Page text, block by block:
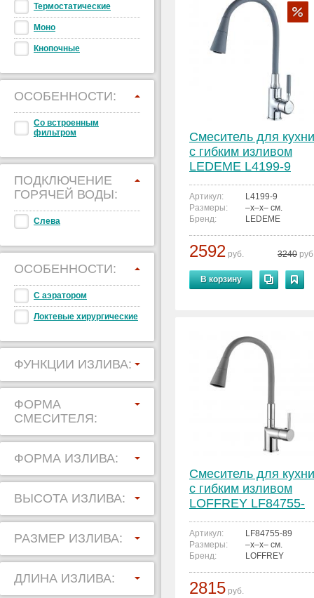
Термостатические
Моно
Кнопочные
ОСОБЕННОСТИ:
Со встроенным
фильтром
ПОДКЛЮЧЕНИЕ
ГОРЯЧЕЙ ВОДЫ:
Слева
ОСОБЕННОСТИ:
С аэратором
Локтевые хирургические
ФУНКЦИИ ИЗЛИВА:
ФОРМА
СМЕСИТЕЛЯ:
ФОРМА ИЗЛИВА:
ВЫСОТА ИЗЛИВА:
РАЗМЕР ИЗЛИВА:
ДЛИНА ИЗЛИВА:
Смеситель для кухни
с гибким изливом
LEDEME L4199-9
Артикул:
L4199-9
Размеры:
–x–x– см.
Бренд:
LEDEME
2592 руб. 3240
В корзину
Смеситель для кухни
с гибким изливом
LOFFREY LF84755-
89
Артикул:
LF84755-89
Размеры:
–x–x– см.
Бренд:
LOFFREY
2815 руб.